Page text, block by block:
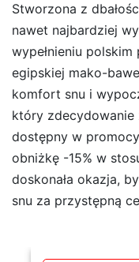
Stworzona z
nawet najbardziej
wypełnieniu
egipskiej mako-
komfort snu i
który zdecydowanie
dostępny w
obniżkę -15% w
doskonała okazja,
snu za przystępną